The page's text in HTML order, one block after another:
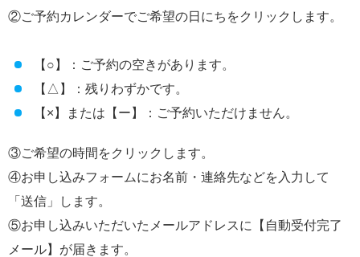
②ご予約カレンダーでご希望の日にちをクリックします。
【○】：ご予約の空きがあります。
【△】：残りわずかです。
【×】または【ー】：ご予約いただけません。
③ご希望の時間をクリックします。
④お申し込みフォームにお名前・連絡先などを入力して
「送信」します。
⑤お申し込みいただいたメールアドレスに【自動受付完了
メール】が届きます。